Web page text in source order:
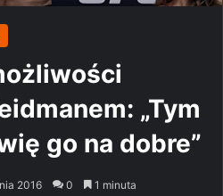
„Tym
go na dobre”
2016 0 1 minuta